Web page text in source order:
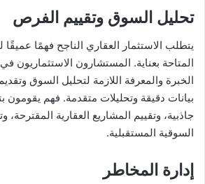
تحليل السوق وتقييم الفرص
يتطلب الاستثمار العقاري الناجح فهمًا
المتاحة بعناية. المستشارون الاستثماريون
الخبرة والمعرفة اللازمة لتحليل السوق
بيانات دقيقة وتحليلات متقدمة. فهم يقومون
جاذبية، وتقييم المشاريع العقارية المقترحة،
السوقية المستقبلية.
إدارة المخاطر